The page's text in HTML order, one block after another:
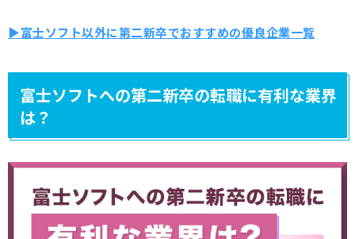
▶富士ソフト以外に第二新卒でおすすめの優良企業一覧
富士ソフトへの第二新卒の転職に有利な業界
は？